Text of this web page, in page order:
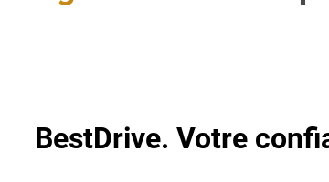
BestDrive. Votre